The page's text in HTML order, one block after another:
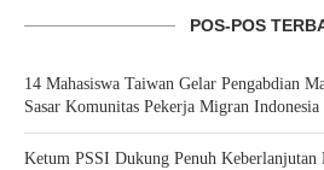
POS-POS
14 Mahasiswa Taiwan Gelar Pengabdian
Sasar Komunitas Pekerja Migran Indonesia
Ketum PSSI Dukung Penuh Keberlanjutan